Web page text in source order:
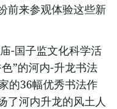
前来参观体验这些新
-国子监文化科学活
”的河内-升龙书法
的36幅优秀书法作
了河内升龙的风土人